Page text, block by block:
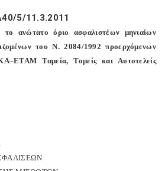
5/11.3.2011
το ανώτατο όριο ασφαλιστέων μηνιαίων
του Ν. 2084/1992 προερχόμενων
–ΕΤΑΜ Ταμεία,Τομείς και Αυτοτελείς